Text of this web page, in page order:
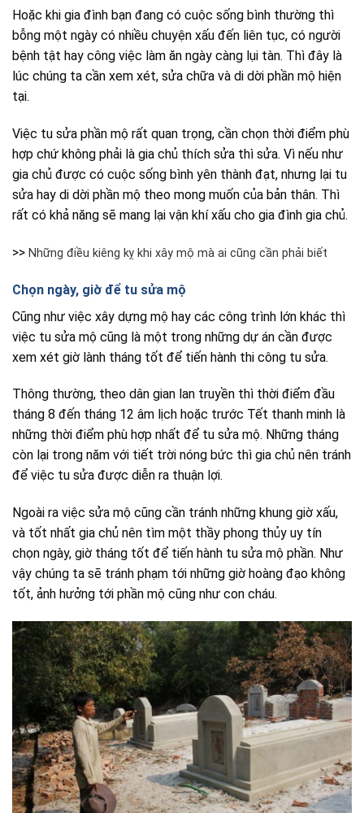
Hoặc khi gia đình bạn đang có cuộc sống bình thường thì
bỗng một ngày có nhiều chuyện xấu đến liên tục, có người
bệnh tật hay công việc làm ăn ngày càng lụi tàn. Thì đây là
lúc chúng ta cần xem xét, sửa chữa và di dời phần mộ hiện
tại.
Việc tu sửa phần mộ rất quan trọng, cần chọn thời điểm phù
hợp chứ không phải là gia chủ thích sửa thì sửa. Vì nếu như
gia chủ được có cuộc sống bình yên thành đạt, nhưng lại tu
sửa hay di dời phần mộ theo mong muốn của bản thân. Thì
rất có khả năng sẽ mang lại vận khí xấu cho gia đình gia chủ.
>> Những điều kiêng kỵ khi xây mộ mà ai cũng cần phải biết
Chọn ngày, giờ để tu sửa mộ
Cũng như việc xây dựng mộ hay các công trình lớn khác thì
việc tu sửa mộ cũng là một trong những dự án cần được
xem xét giờ lành tháng tốt để tiến hành thi công tu sửa.
Thông thường, theo dân gian lan truyền thì thời điểm đầu
tháng 8 đến tháng 12 âm lịch hoặc trước Tết thanh minh là
những thời điểm phù hợp nhất để tu sửa mộ. Những tháng
còn lại trong năm với tiết trời nóng bức thì gia chủ nên tránh
để việc tu sửa được diễn ra thuận lợi.
Ngoài ra việc sửa mộ cũng cần tránh những khung giờ xấu,
và tốt nhất gia chủ nên tìm một thầy phong thủy uy tín
chọn ngày, giờ tháng tốt để tiến hành tu sửa mộ phần. Như
vậy chúng ta sẽ tránh phạm tới những giờ hoàng đạo không
tốt, ảnh hưởng tới phần mộ cũng như con cháu.